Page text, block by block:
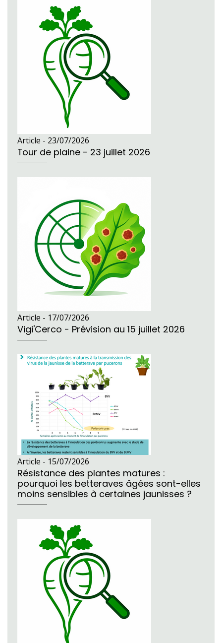
Article - 23/07/2026
Tour de plaine - 23 juillet 2026
Article - 17/07/2026
Vigi'Cerco - Prévision au 15 juillet 2026
Article - 15/07/2026
Résistance des plantes matures :
pourquoi les betteraves âgées sont-elles
moins sensibles à certaines jaunisses ?